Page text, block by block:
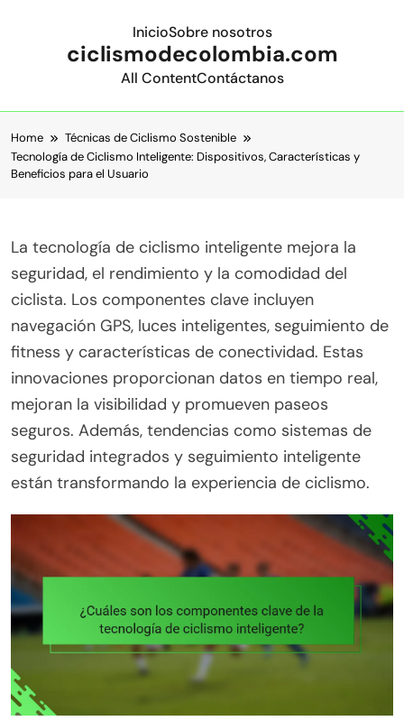
InicioSobre nosotros
ciclismodecolombia.com
All ContentContáctanos
Home
Técnicas de Ciclismo Sostenible
Tecnología de Ciclismo Inteligente: Dispositivos, Características y
Beneficios para el Usuario
La tecnología de ciclismo inteligente mejora la
seguridad, el rendimiento y la comodidad del
ciclista. Los componentes clave incluyen
navegación GPS, luces inteligentes, seguimiento de
fitness y características de conectividad. Estas
innovaciones proporcionan datos en tiempo real,
mejoran la visibilidad y promueven paseos
seguros. Además, tendencias como sistemas de
seguridad integrados y seguimiento inteligente
están transformando la experiencia de ciclismo.